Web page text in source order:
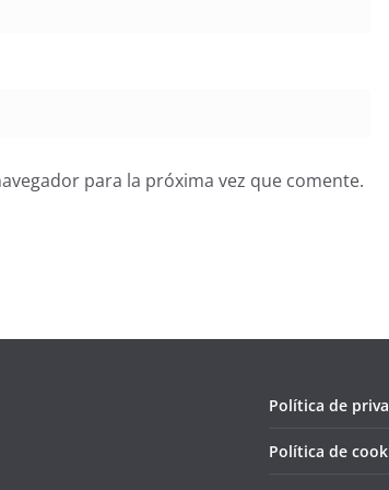
para la próxima vez que comente.
Política de
Política de